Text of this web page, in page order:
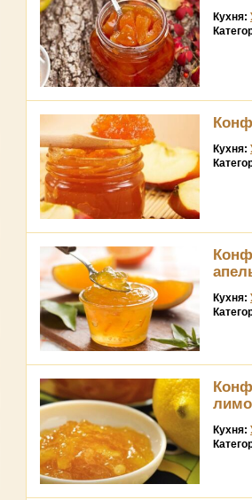
Кухня:
Кухня:
Кухня:
Кухня: